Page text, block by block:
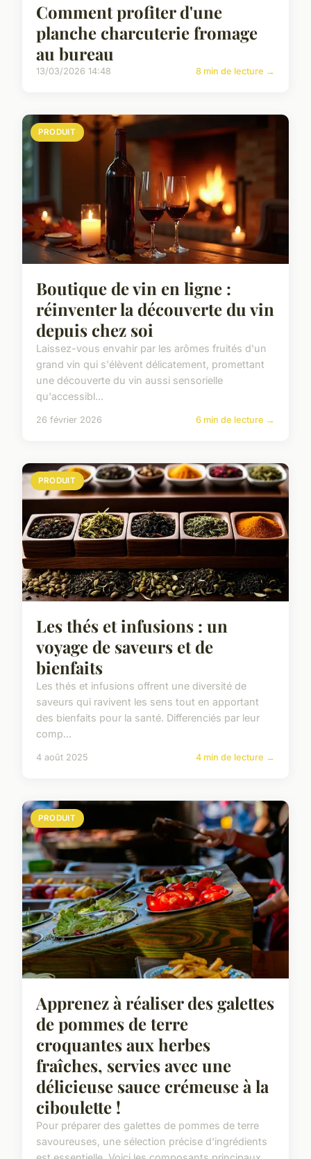
Comment profiter d'une
planche charcuterie fromage
au bureau
13/03/2026 14:48 8 min de lecture →
PRODUIT
Boutique de vin en ligne :
réinventer la découverte du vin
depuis chez soi
Laissez-vous envahir par les arômes fruités d'un
grand vin qui s'élèvent délicatement, promettant
une découverte du vin aussi sensorielle
qu'accessibl...
26 février 2026 6 min de lecture →
PRODUIT
Les thés et infusions : un
voyage de saveurs et de
bienfaits
Les thés et infusions offrent une diversité de
saveurs qui ravivent les sens tout en apportant
des bienfaits pour la santé. Differenciés par leur
comp...
4 août 2025 4 min de lecture →
PRODUIT
Apprenez à réaliser des galettes
de pommes de terre
croquantes aux herbes
fraîches, servies avec une
délicieuse sauce crémeuse à la
ciboulette !
Pour préparer des galettes de pommes de terre
savoureuses, une sélection précise d'ingrédients